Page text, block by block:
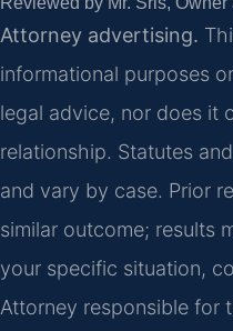
Attorney advertising.
informational purposes
legal advice, nor does it
relationship. Statutes
and vary by case. Prior
similar outcome; results
your specific situation,
Attorney responsible for